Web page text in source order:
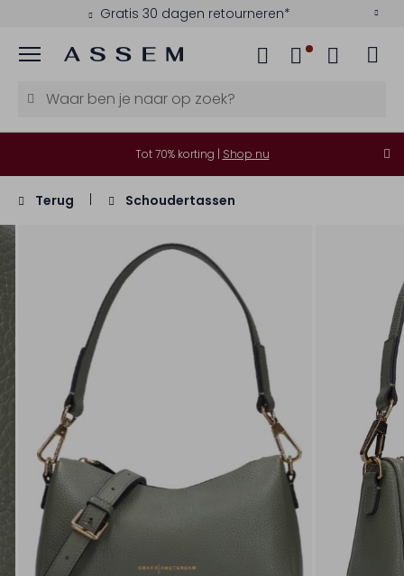
Gratis 30 dagen retourneren*
Menu
Tot 70% korting | Shop nu
Terug Schoudertassen